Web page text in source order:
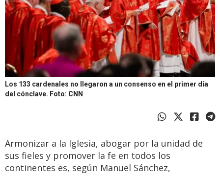
Los 133 cardenales no llegaron a un consenso en el primer día
del cónclave. Foto: CNN
Armonizar a la Iglesia, abogar por la unidad de
sus fieles y promover la fe en todos los
continentes es, según Manuel Sánchez,